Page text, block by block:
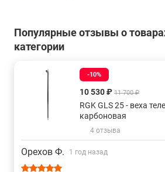
С кольцевым зажимом
Высотой от 2 до 3 метров
Популярные отзывы о
категории
-10%
10 530 ₽ 11 700 ₽
RGK GLS 25 - веха
карбоновая
4 отзыва
Орехов Ф. 1 год назад